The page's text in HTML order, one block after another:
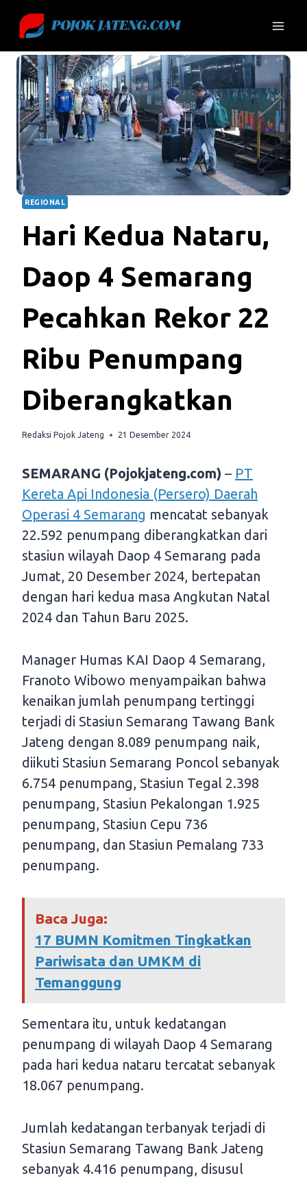
content
REGIONAL
Hari Kedua Nataru,
Daop 4 Semarang
Pecahkan Rekor 22
Ribu Penumpang
Diberangkatkan
Redaksi Pojok Jateng 21 Desember 2024
SEMARANG (Pojokjateng.com) – PT
Kereta Api Indonesia (Persero) Daerah
Operasi 4 Semarang mencatat sebanyak
22.592 penumpang diberangkatkan dari
stasiun wilayah Daop 4 Semarang pada
Jumat, 20 Desember 2024, bertepatan
dengan hari kedua masa Angkutan Natal
2024 dan Tahun Baru 2025.
Manager Humas KAI Daop 4 Semarang,
Franoto Wibowo menyampaikan bahwa
kenaikan jumlah penumpang tertinggi
terjadi di Stasiun Semarang Tawang Bank
Jateng dengan 8.089 penumpang naik,
diikuti Stasiun Semarang Poncol sebanyak
6.754 penumpang, Stasiun Tegal 2.398
penumpang, Stasiun Pekalongan 1.925
penumpang, Stasiun Cepu 736
penumpang, dan Stasiun Pemalang 733
penumpang.
Baca Juga:
17 BUMN Komitmen Tingkatkan
Pariwisata dan UMKM di
Temanggung
Sementara itu, untuk kedatangan
penumpang di wilayah Daop 4 Semarang
pada hari kedua nataru tercatat sebanyak
18.067 penumpang.
Jumlah kedatangan terbanyak terjadi di
Stasiun Semarang Tawang Bank Jateng
sebanyak 4.416 penumpang, disusul